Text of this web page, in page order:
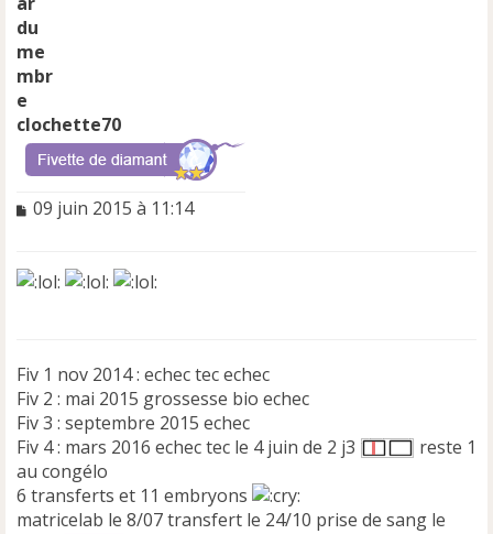
clochette70
M
s
a
o
n
l
u
09 juin 2015 à 11:14
Fiv 1 nov 2014 : echec tec echec
Fiv 2 : mai 2015 grossesse bio echec
Fiv 3 : septembre 2015 echec
Fiv 4 : mars 2016 echec tec le 4 juin de 2 j3
reste 1
au congélo
6 transferts et 11 embryons
matricelab le 8/07 transfert le 24/10 prise de sang le